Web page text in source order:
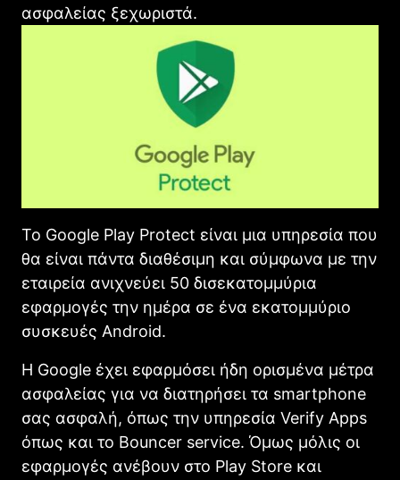
ασφαλείας ξεχωριστά.
Το Google Play Protect είναι μια υπηρεσία που
θα είναι πάντα διαθέσιμη και σύμφωνα με την
εταιρεία ανιχνεύει 50 δισεκατομμύρια
εφαρμογές την ημέρα σε ένα εκατομμύριο
συσκευές Android.
Η Google έχει εφαρμόσει ήδη ορισμένα μέτρα
ασφαλείας για να διατηρήσει τα smartphone
σας ασφαλή, όπως την υπηρεσία Verify Apps
όπως και το Bouncer service. Όμως μόλις οι
εφαρμογές ανέβουν στο Play Store και